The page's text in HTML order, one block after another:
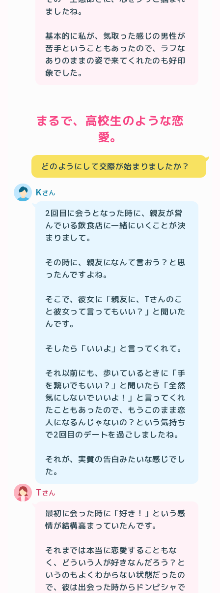
ましたね。
基本的に私が、気取った感じの男性が
苦手ということもあったので、ラフな
ありのままの姿で来てくれたのも好印
象でした。
まるで、高校生のような恋
愛。
どのようにして交際が始まりましたか？
Kさん
2回目に会うとなった時に、親友が営
んでいる飲食店に一緒にいくことが決
まりまして。
その時に、親友になんて言おう？と思
ったんですよね。
そこで、彼女に「親友に、Tさんのこ
と彼女って言ってもいい？」と聞いた
んです。
そしたら「いいよ」と言ってくれて。
それ以前にも、歩いているときに「手
を繋いでもいい？」と聞いたら「全然
気にしないでいいよ！」と言ってくれ
たこともあったので、もうこのまま恋
人になるんじゃないの？という気持ち
で2回目のデートを過ごしましたね。
それが、実質の告白みたいな感じでし
た。
Tさん
最初に会った時に「好き！」という感
情が結構高まっていたんです。
それまでは本当に恋愛することもな
く、どういう人が好きなんだろう？と
いうのもよくわからない状態だったの
で、彼は出会った時からドンピシャで